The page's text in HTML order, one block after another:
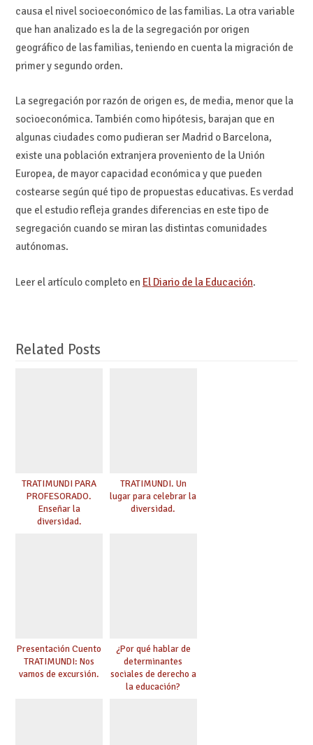
causa el nivel socioeconómico de las familias. La otra variable
que han analizado es la de la segregación por origen
geográfico de las familias, teniendo en cuenta la migración de
primer y segundo orden.
La segregación por razón de origen es, de media, menor que la
socioeconómica. También como hipótesis, barajan que en
algunas ciudades como pudieran ser Madrid o Barcelona,
existe una población extranjera proveniento de la Unión
Europea, de mayor capacidad económica y que pueden
costearse según qué tipo de propuestas educativas. Es verdad
que el estudio refleja grandes diferencias en este tipo de
segregación cuando se miran las distintas comunidades
autónomas.
Leer el artículo completo en El Diario de la Educación.
Related Posts
TRATIMUNDI PARA
PROFESORADO.
Enseñar la
diversidad.
TRATIMUNDI. Un
lugar para celebrar la
diversidad.
Presentación Cuento
TRATIMUNDI: Nos
vamos de excursión.
¿Por qué hablar de
determinantes
sociales de derecho a
la educación?